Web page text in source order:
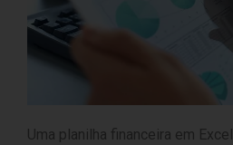
Uma planilha financeira em